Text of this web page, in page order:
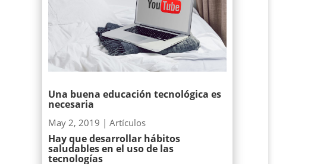
Una buena educación tecnológica es
necesaria
May 2, 2019 | Artículos
Hay que desarrollar hábitos
saludables en el uso de las
tecnologías